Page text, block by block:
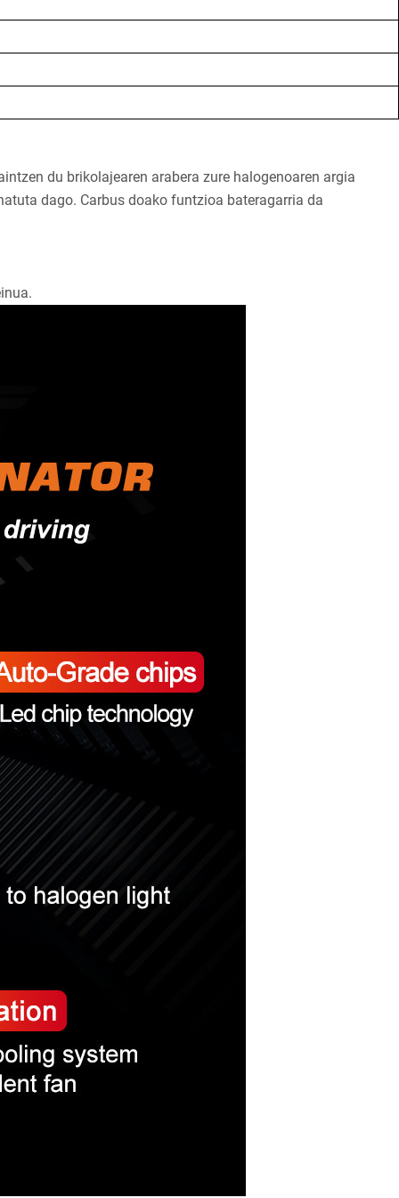
du brikolajearen arabera zure halogenoaren argia
dago. Carbus doako funtzioa bateragarria da